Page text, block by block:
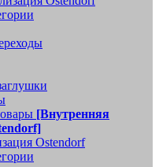
[Внутренняя
Ostendorf